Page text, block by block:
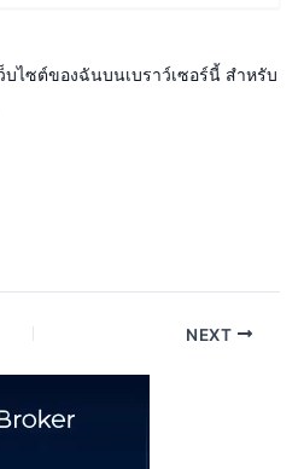
บไซต์ของฉันบนเบราว์เซอร์นี้ สำหรับ
NEXT